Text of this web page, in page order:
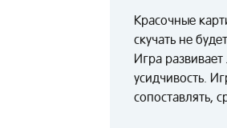
Красочные
скучать не
Игра
усидчивость.
сопоставлять,